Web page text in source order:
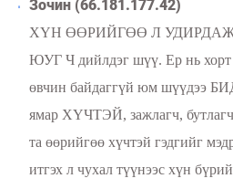
Зочин (66.181.177.42)
ХҮН ӨӨРИЙГӨӨ Л
ЮУГ Ч дийлдэг шүү. Ер нь хорт
өвчин байдаггүй юм шүүдээ
ямар ХҮЧТЭЙ, зажлагч,
та өөрийгөө хүчтэй гэдгийг
итгэх л чухал түүнээс хүн